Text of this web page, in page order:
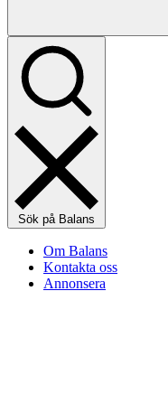
Sök på Balans
Om Balans
Kontakta oss
Annonsera